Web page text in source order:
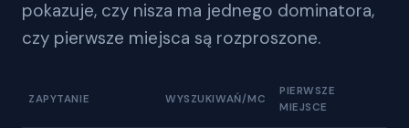
pokazuje, czy nisza ma jednego dominatora,
czy pierwsze miejsca są rozproszone.
ZAPYTANIE WYSZUKIWAŃ/MC
PIERWSZE
MIEJSCE